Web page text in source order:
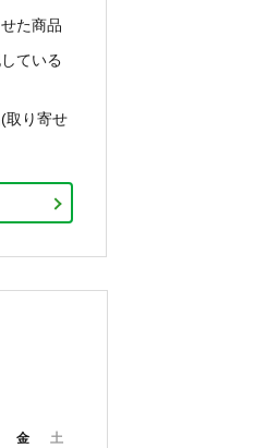
た商品
ている
取り寄せ
金 土